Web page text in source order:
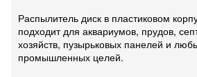
Распылитель диск в пластиковом
подходит для аквариумов, прудов,
хозяйств, пузырьковых панелей и
промышленных целей.